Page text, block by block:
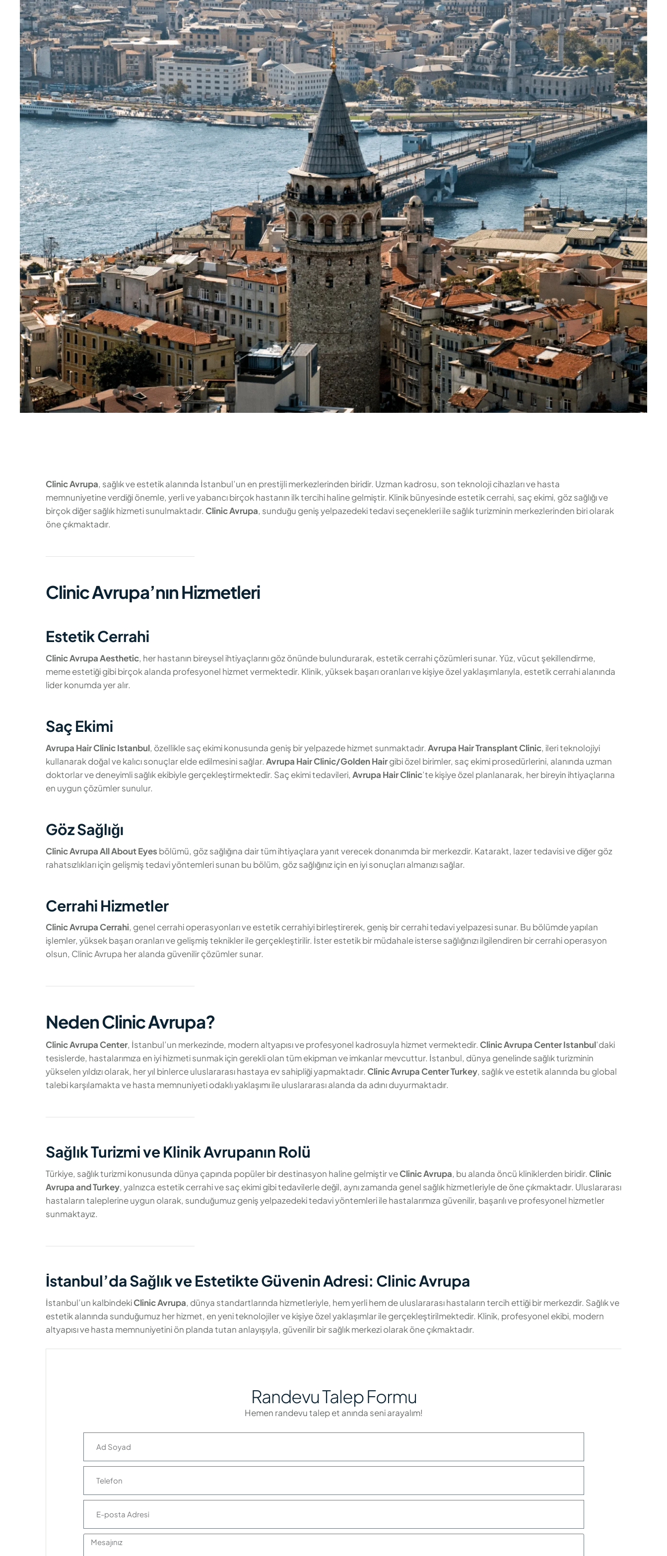
ekimi, göz sağlığı ve birçok diğer sağlık hizmeti sunulmaktadır. Clinic Avrupa, sunduğu
geniş yelpazedeki tedavi seçenekleri ile sağlık turizminin merkezlerinden …
Clinic Avrupa, sağlık ve estetik alanında İstanbul’un en prestijli merkezlerinden biridir. Uzman kadrosu, son teknoloji cihazları ve hasta
memnuniyetine verdiği önemle, yerli ve yabancı birçok hastanın ilk tercihi haline gelmiştir. Klinik bünyesinde estetik cerrahi, saç ekimi, göz sağlığı ve
birçok diğer sağlık hizmeti sunulmaktadır. Clinic Avrupa, sunduğu geniş yelpazedeki tedavi seçenekleri ile sağlık turizminin merkezlerinden biri olarak
öne çıkmaktadır.
Clinic Avrupa’nın Hizmetleri
Estetik Cerrahi
Clinic Avrupa Aesthetic, her hastanın bireysel ihtiyaçlarını göz önünde bulundurarak, estetik cerrahi çözümleri sunar. Yüz, vücut şekillendirme,
meme estetiği gibi birçok alanda profesyonel hizmet vermektedir. Klinik, yüksek başarı oranları ve kişiye özel yaklaşımlarıyla, estetik cerrahi alanında
lider konumda yer alır.
Saç Ekimi
Avrupa Hair Clinic Istanbul, özellikle saç ekimi konusunda geniş bir yelpazede hizmet sunmaktadır. Avrupa Hair Transplant Clinic, ileri teknolojiyi
kullanarak doğal ve kalıcı sonuçlar elde edilmesini sağlar. Avrupa Hair Clinic/Golden Hairgibi özel birimler, saç ekimi prosedürlerini, alanında uzman
doktorlar ve deneyimli sağlık ekibiyle gerçekleştirmektedir. Saç ekimi tedavileri, Avrupa Hair Clinic’te kişiye özel planlanarak, her bireyin ihtiyaçlarına
en uygun çözümler sunulur.
Göz Sağlığı
Clinic Avrupa All About Eyes bölümü, göz sağlığına dair tüm ihtiyaçlara yanıt verecek donanımda bir merkezdir. Katarakt, lazer tedavisi ve diğer göz
rahatsızlıkları için gelişmiş tedavi yöntemleri sunan bu bölüm, göz sağlığınız için en iyi sonuçları almanızı sağlar.
Cerrahi Hizmetler
Clinic Avrupa Cerrahi, genel cerrahi operasyonları ve estetik cerrahiyi birleştirerek, geniş bir cerrahi tedavi yelpazesi sunar. Bu bölümde yapılan
işlemler, yüksek başarı oranları ve gelişmiş teknikler ile gerçekleştirilir. İster estetik bir müdahale isterse sağlığınızı ilgilendiren bir cerrahi operasyon
olsun, Clinic Avrupa her alanda güvenilir çözümler sunar.
Neden Clinic Avrupa?
Clinic Avrupa Center, İstanbul’un merkezinde, modern altyapısı ve profesyonel kadrosuyla hizmet vermektedir. Clinic Avrupa Center Istanbul’daki
tesislerde, hastalarımıza en iyi hizmeti sunmak için gerekli olan tüm ekipman ve imkanlar mevcuttur. İstanbul, dünya genelinde sağlık turizminin
yükselen yıldızı olarak, her yıl binlerce uluslararası hastaya ev sahipliği yapmaktadır. Clinic Avrupa Center Turkey, sağlık ve estetik alanında bu global
talebi karşılamakta ve hasta memnuniyeti odaklı yaklaşımı ile uluslararası alanda da adını duyurmaktadır.
Sağlık Turizmi ve Klinik Avrupanın Rolü
Türkiye, sağlık turizmi konusunda dünya çapında popüler bir destinasyon haline gelmiştir veClinic Avrupa, bu alanda öncü kliniklerden biridir. Clinic
Avrupa and Turkey, yalnızca estetik cerrahi ve saç ekimi gibi tedavilerle değil, aynı zamanda genel sağlık hizmetleriyle de öne çıkmaktadır. Uluslararası
hastaların taleplerine uygun olarak, sunduğumuz geniş yelpazedeki tedavi yöntemleri ile hastalarımıza güvenilir, başarılı ve profesyonel hizmetler
sunmaktayız.
İstanbul’da Sağlık ve Estetikte Güvenin Adresi: Clinic Avrupa
İstanbul’un kalbindekiClinic Avrupa, dünya standartlarında hizmetleriyle, hem yerli hem de uluslararası hastaların tercih ettiği bir merkezdir. Sağlık ve
estetik alanında sunduğumuz her hizmet, en yeni teknolojiler ve kişiye özel yaklaşımlar ile gerçekleştirilmektedir. Klinik, profesyonel ekibi, modern
altyapısı ve hasta memnuniyetini ön planda tutan anlayışıyla, güvenilir bir sağlık merkezi olarak öne çıkmaktadır.
Randevu Talep Formu
Hemen randevu talep et anında seni arayalım!